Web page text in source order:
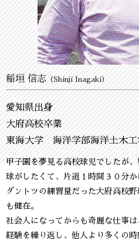
稲垣 信志（Shinji Inagaki）
愛知県出身
大府高校卒業
東海大学 海洋学部海洋土木工
甲子園を夢見る高校球児でしたが
球がしたくて、片道１時間３０分
ダントツの練習量だった大府高校
も健在。
社会人になってからも奇麗な仕事
経験を繰り返し、他人より多くの